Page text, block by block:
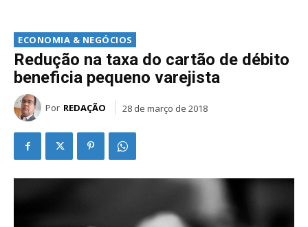
ECONOMIA & NEGÓCIOS
Redução na taxa do cartão de débito
beneficia pequeno varejista
Por REDAÇÃO 28 de março de 2018